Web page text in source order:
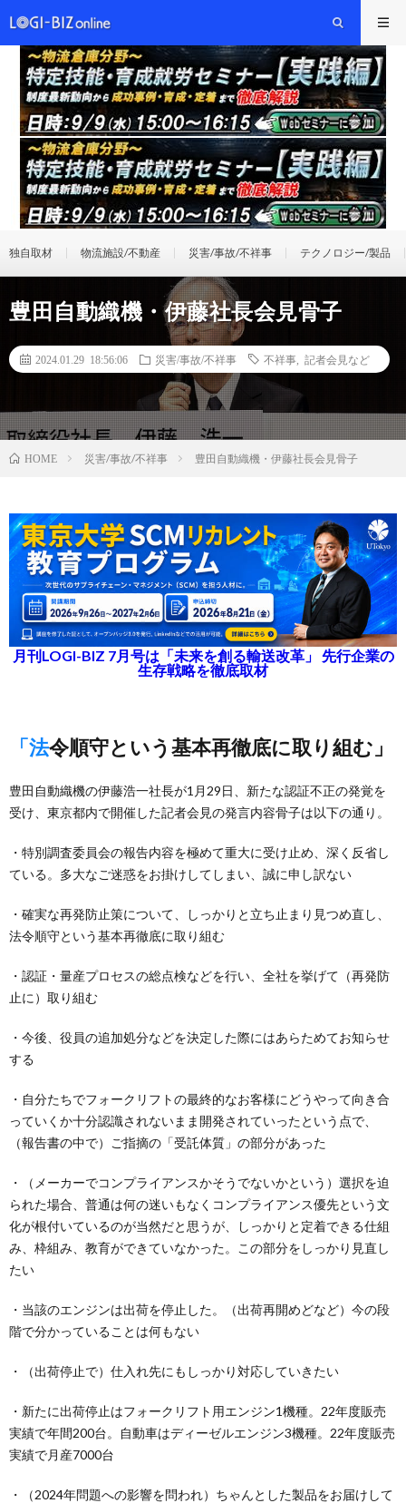
独自取材 物流施設/不動産 災害/事故/不祥事 テクノロジー/製品
豊田自動織機・伊藤社長会見骨子
2024.01.29 18:56:06 災害/事故/不祥事 不祥事 記者会見など
HOME 災害/事故/不祥事 豊田自動織機・伊藤社長会見骨子
月刊LOGI-BIZ 7月号は「未来を創る輸送改革」 先行企業の
生存戦略を徹底取材
「法令順守という基本再徹底に取り組む」
豊田自動織機の伊藤浩一社長が1月29日、新たな認証不正の発覚を
受け、東京都内で開催した記者会見の発言内容骨子は以下の通り。
・特別調査委員会の報告内容を極めて重大に受け止め、深く反省し
ている。多大なご迷惑をお掛けしてしまい、誠に申し訳ない
・確実な再発防止策について、しっかりと立ち止まり見つめ直し、
法令順守という基本再徹底に取り組む
・認証・量産プロセスの総点検などを行い、全社を挙げて（再発防
止に）取り組む
・今後、役員の追加処分などを決定した際にはあらためてお知らせ
する
・自分たちでフォークリフトの最終的なお客様にどうやって向き合
っていくか十分認識されないまま開発されていったという点で、
（報告書の中で）ご指摘の「受託体質」の部分があった
・（メーカーでコンプライアンスかそうでないかという）選択を迫
られた場合、普通は何の迷いもなくコンプライアンス優先という文
化が根付いているのが当然だと思うが、しっかりと定着できる仕組
み、枠組み、教育ができていなかった。この部分をしっかり見直し
たい
・当該のエンジンは出荷を停止した。（出荷再開めどなど）今の段
階で分かっていることは何もない
・（出荷停止で）仕入れ先にもしっかり対応していきたい
・新たに出荷停止はフォークリフト用エンジン1機種。22年度販売
実績で年間200台。自動車はディーゼルエンジン3機種。22年度販売
実績で月産7000台
・（2024年問題への影響を問われ）ちゃんとした製品をお届けして